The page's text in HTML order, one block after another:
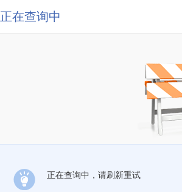
正在查询中
正在查询中，请刷新重试